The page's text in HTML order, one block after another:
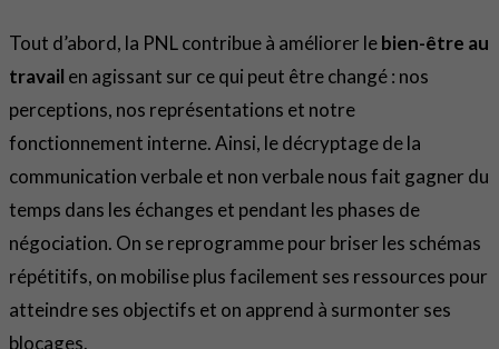
Tout d’abord, la PNL contribue à améliorer lebien-être au
travail en agissant sur ce qui peut être changé : nos
perceptions, nos représentations et notre
fonctionnement interne. Ainsi, le décryptage de la
communication verbale et non verbale nous fait gagner du
temps dans les échanges et pendant les phases de
négociation. On se reprogramme pour briser les schémas
répétitifs, on mobilise plus facilement ses ressources pour
atteindre ses objectifs et on apprend à surmonter ses
blocages.